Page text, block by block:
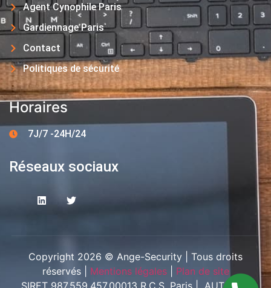
Agent Cynophile Paris
Gardiennage Paris
Contact
Politiques de sécurité
Horaires
7J/7 -24H/24
Réseaux sociaux
Copyright 2026 © Ange-Security | Tous droits
réservés | Mentions légales| Plan de site
SIRET 987.559.457.00013 R.C.S. Paris | AUT-094-